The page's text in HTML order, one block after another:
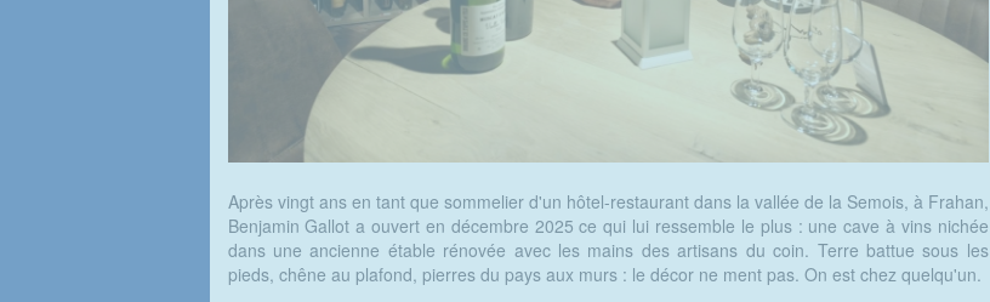
Après vingt ans en tant que sommelier d'un hôtel-restaurant dans la vallée de la Semois, à Frahan,
Benjamin Gallot a ouvert en décembre 2025 ce qui lui ressemble le plus : une cave à vins nichée
dans une ancienne étable rénovée avec les mains des artisans du coin. Terre battue sous les
pieds, chêne au plafond, pierres du pays aux murs : le décor ne ment pas. On est chez quelqu'un.